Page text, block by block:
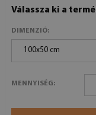
Válassza ki a
DIMENZIÓ:
100x50 cm
MENNYISÉG: